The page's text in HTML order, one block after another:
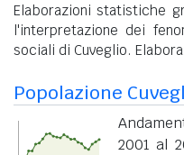
Elaborazioni statistiche
l'interpretazione dei
sociali di Cuveglio.
Popolazione
2001 al